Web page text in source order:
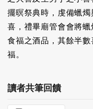
擺暝祭典時，虔備蠟
喜，禮畢廟管會會將
食福之酒品，其餘半
福。
讀者共筆回饋